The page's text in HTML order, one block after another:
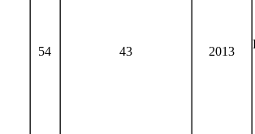
54 43 2013